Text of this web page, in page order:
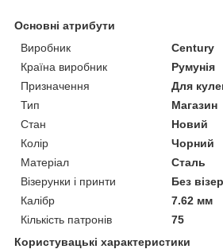
Основні атрибути
Виробник
Century
Країна виробник
Румунія
Призначення
Для
Тип
Магазин
Стан
Новий
Колір
Чорний
Матеріал
Сталь
Візерунки і принти
Без
Калібр
7.62 мм
Кількість патронів
75
Користувацькі характеристики